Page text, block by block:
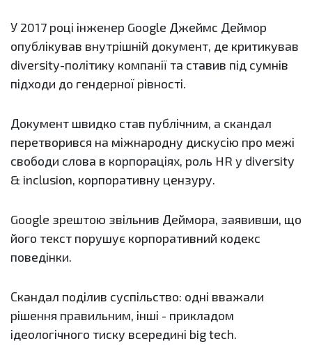
У 2017 році інженер Google Джеймс Деймор
опублікував внутрішній документ, де критикував
diversity-політику компанії та ставив під сумнів
підходи до гендерної рівності.
Документ швидко став публічним, а скандал
перетворився на міжнародну дискусію про межі
свободи слова в корпораціях, роль HR у diversity
& inclusion, корпоративну цензуру.
Google зрештою звільнив Деймора, заявивши, що
його текст порушує корпоративний кодекс
поведінки.
Скандал поділив суспільство: одні вважали
рішення правильним, інші - прикладом
ідеологічного тиску всередині big tech.